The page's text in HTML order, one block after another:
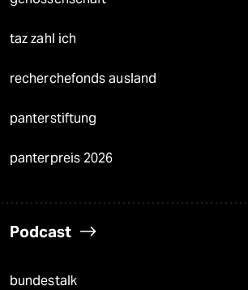
taz zahl ich
recherchefonds ausland
panterstiftung
panterpreis 2026
Podcast
bundestalk